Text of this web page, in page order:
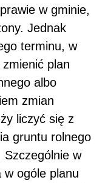
w gminie,
Jednak
terminu, w
plan
albo
zmian
liczyć się z
gruntu rolnego
Szczególnie w
ogóle planu